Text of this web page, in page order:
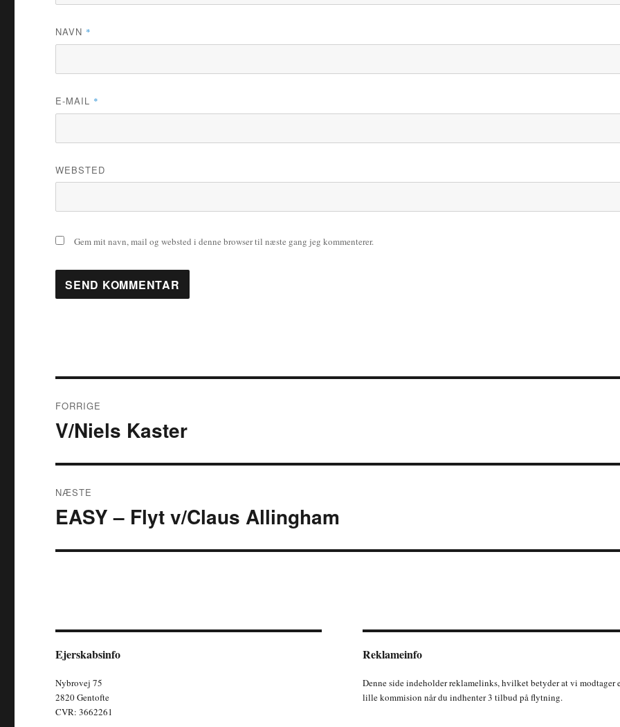
NAVN *
E-MAIL *
WEBSTED
Gem mit navn, mail og websted i denne browser til næste gang jeg kommenterer.
FORRIGE
Forrige
V/Niels Kaster
NÆSTE
Næste
EASY – Flyt v/Claus Allingham
Ejerskabsinfo
Nybrovej 75
2820 Gentofte
CVR: 3662261
Reklameinfo
Denne side indeholder reklamelinks, hvilket betyder at vi modtager
lille kommision når du indhenter 3 tilbud på flytning.